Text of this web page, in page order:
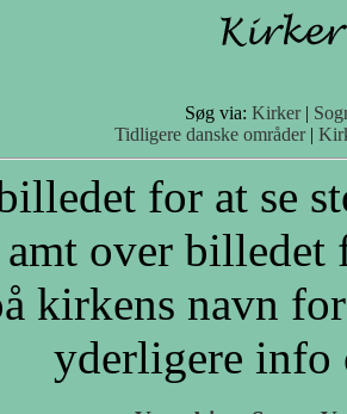
Søg via: Kirker|
Tidligere danske områder|
for at se
over billedet
kirkens navn
yderligere info